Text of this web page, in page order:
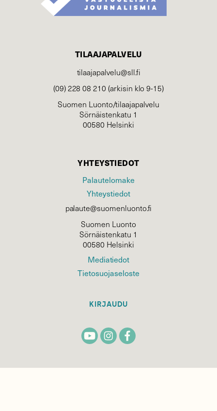
TILAAJAPALVELU
tilaajapalvelu@sll.fi
(09) 228 08 210 (arkisin klo 9-15)
Suomen Luonto/tilaajapalvelu
Sörnäistenkatu 1
00580 Helsinki
YHTEYSTIEDOT
Palautelomake
Yhteystiedot
palaute@suomenluonto.fi
Suomen Luonto
Sörnäistenkatu 1
00580 Helsinki
Mediatiedot
Tietosuojaseloste
KIRJAUDU